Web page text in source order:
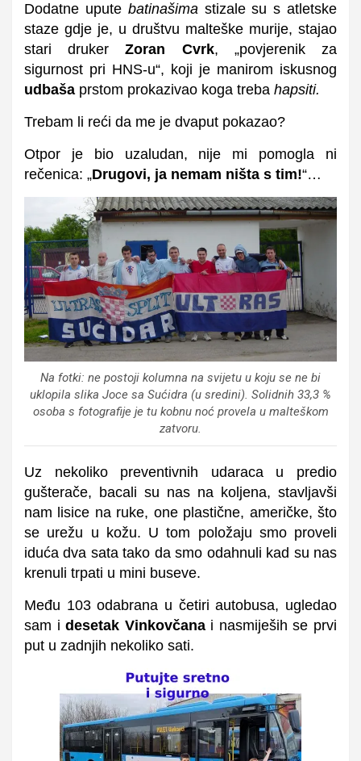
Dodatne upute batinašimastizale su s atletske
staze gdje je, u društvu malteške murije, stajao
stari drukerZoran Cvrk, „povjerenik za
sigurnost pri HNS-u“, koji je manirom iskusnog
udbaša prstom prokazivao koga treba hapsiti.
Trebam li reći da me je dvaput pokazao?
Otpor je bio uzaludan, nije mi pomogla ni
rečenica: „Drugovi, ja nemam ništa s tim!“…
Na fotki: ne postoji kolumna na svijetu u koju se ne bi
uklopila slika Joce sa Sućidra (u sredini). Solidnih 33,3 %
osoba s fotografije je tu kobnu noć provela u malteškom
zatvoru.
Uz nekoliko preventivnih udaraca u predio
gušterače, bacali su nas na koljena, stavljavši
nam lisice na ruke, one plastične, američke, što
se urežu u kožu. U tom položaju smo proveli
iduća dva sata tako da smo odahnuli kad su nas
krenuli trpati u mini buseve.
Među 103 odabrana u četiri autobusa, ugledao
sam idesetak Vinkovčanai nasmiješih se prvi
put u zadnjih nekoliko sati.